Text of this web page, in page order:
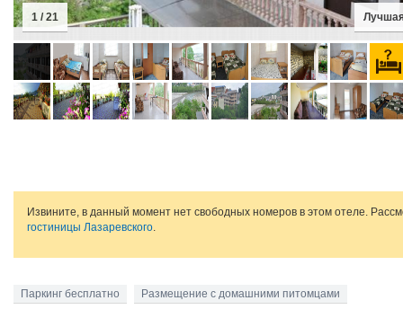
2 / 21
Извините, в данный момент нет свободных номеров в этом отеле.
гостиницы Лазаревского.
Паркинг бесплатно Размещение с домашними питомцами